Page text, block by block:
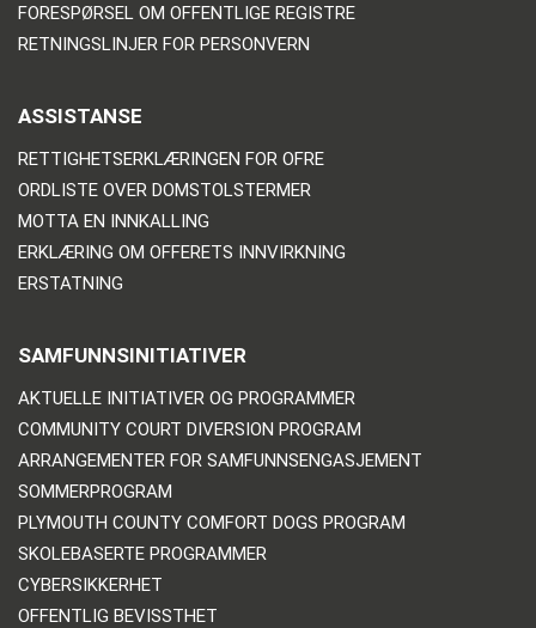
FORESPØRSEL OM OFFENTLIGE REGISTRE
RETNINGSLINJER FOR PERSONVERN
ASSISTANSE
RETTIGHETSERKLÆRINGEN FOR OFRE
ORDLISTE OVER DOMSTOLSTERMER
MOTTA EN INNKALLING
ERKLÆRING OM OFFERETS INNVIRKNING
ERSTATNING
SAMFUNNSINITIATIVER
AKTUELLE INITIATIVER OG PROGRAMMER
COMMUNITY COURT DIVERSION PROGRAM
ARRANGEMENTER FOR SAMFUNNSENGASJEMENT
SOMMERPROGRAM
PLYMOUTH COUNTY COMFORT DOGS PROGRAM
SKOLEBASERTE PROGRAMMER
CYBERSIKKERHET
OFFENTLIG BEVISSTHET